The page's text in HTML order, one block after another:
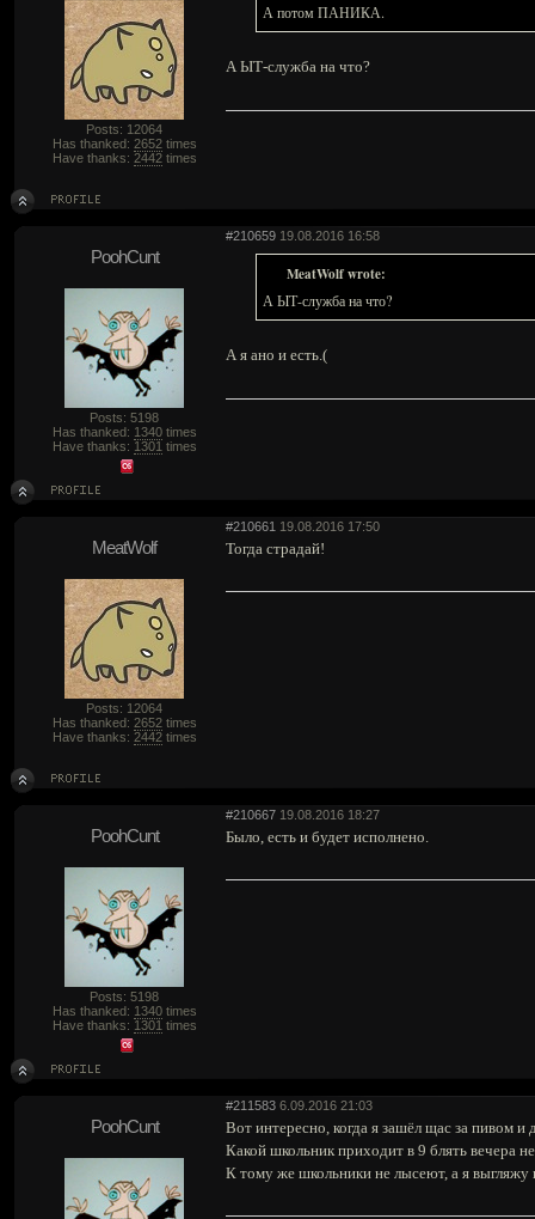
Posts: 12064
Has thanked: 2652times
Have thanks: 2442times
А потом ПАНИКА.
А ЫТ-служба на что?
#210659 19.08.2016 16:58
PoohCunt
Posts: 5198
Has thanked: 1340times
Have thanks: 1301 times
MeatWolf wrote:
А ЫТ-служба на что?
А я ано и есть.(
#210661 19.08.2016 17:50
MeatWolf
Posts: 12064
Has thanked: 2652times
Have thanks: 2442times
Тогда страдай!
#210667 19.08.2016 18:27
PoohCunt
Posts: 5198
Has thanked: 1340times
Have thanks: 1301 times
Было, есть и будет исполнено.
#211583 6.09.2016 21:03
PoohCunt
Вот интересно, когда я зашёл щас за пивом и
Какой школьник приходит в 9 блять вечера
К тому же школьники не лысеют, а я выгляжу